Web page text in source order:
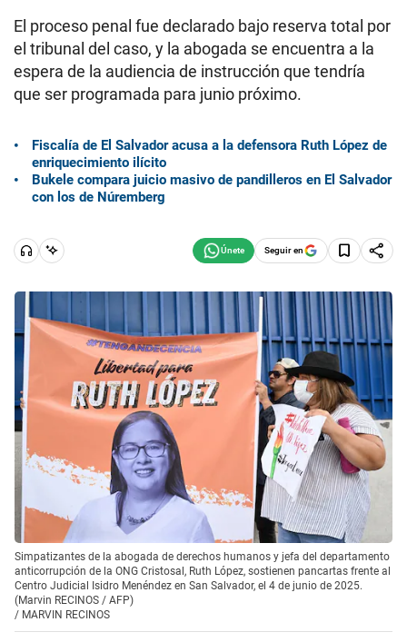
El proceso penal fue declarado bajo reserva total por
el tribunal del caso, y la abogada se encuentra a la
espera de la audiencia de instrucción que tendría
que ser programada para junio próximo.
Fiscalía de El Salvador acusa a la defensora Ruth López de
enriquecimiento ilícito
Bukele compara juicio masivo de pandilleros en El Salvador
con los de Núremberg
Seguir en
Simpatizantes de la abogada de derechos humanos y jefa del departamento
anticorrupción de la ONG Cristosal, Ruth López, sostienen pancartas frente al
Centro Judicial Isidro Menéndez en San Salvador, el 4 de junio de 2025.
(Marvin RECINOS / AFP)
/ MARVIN RECINOS